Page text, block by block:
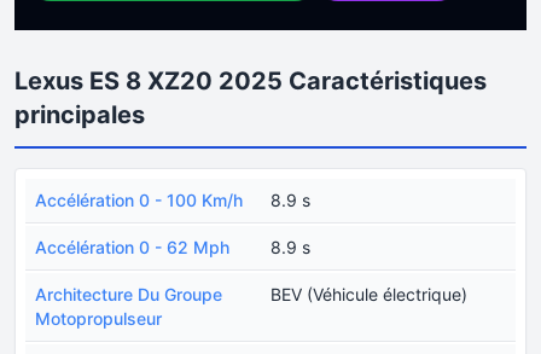
Lexus ES 8 XZ20 2025 Caractéristiques
principales
Accélération 0 - 100 Km/h 8.9 s
Accélération 0 - 62 Mph 8.9 s
Architecture Du Groupe
Motopropulseur
BEV (Véhicule électrique)